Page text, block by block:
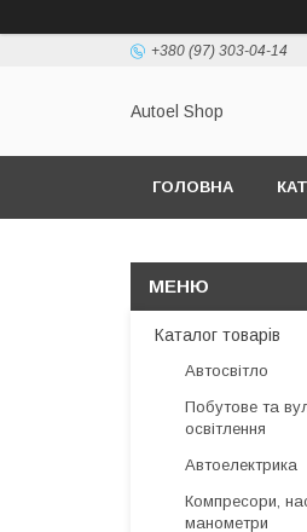
+380 (97) 303-04-14
Autoel Shop
ГОЛОВНА
Каталог товарів
Автосвітло
Побутове та
освітлення
Автоелектрика
Компресори,
манометри